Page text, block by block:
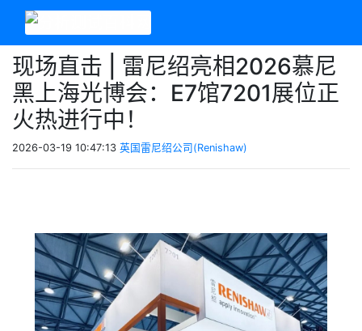
现场直击 | 雷尼绍亮相2026慕尼
黑上海光博会：E7馆7201展位正
火热进行中！
2026-03-19 10:47:13 英国雷尼绍公司(Renishaw)